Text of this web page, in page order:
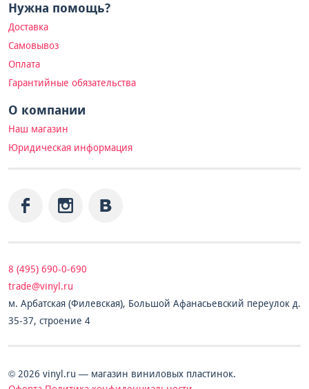
Нужна помощь?
Доставка
Самовывоз
Оплата
Гарантийные обязательства
О компании
Наш магазин
Юридическая информация
8 (495) 690-0-690
trade@vinyl.ru
м. Арбатская (Филевская), Большой Афанасьевский переулок д.
35-37, строение 4
© 2026 vinyl.ru — магазин виниловых пластинок.